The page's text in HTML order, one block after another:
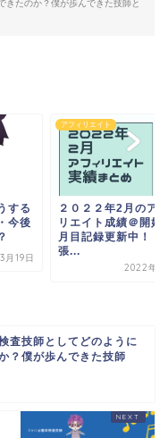
きたのか？僕が歩んできた技師と
する
今後
月19日
アフィリエイト
２０２２年2月のア
リエイト成績＠開始
月目記録更新中！！
張...
2022年3
査技師としてどのように
？僕が歩んできた技師